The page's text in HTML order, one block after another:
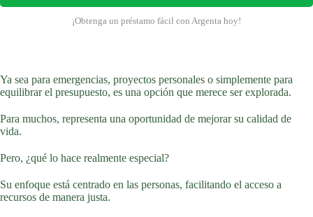
¡Obtenga un préstamo fácil con Argenta hoy!
Ya sea para emergencias, proyectos personales o simplemente para
equilibrar el presupuesto, es una opción que merece ser explorada.
Para muchos, representa una oportunidad de mejorar su calidad de
vida.
Pero, ¿qué lo hace realmente especial?
Su enfoque está centrado en las personas, facilitando el acceso a
recursos de manera justa.